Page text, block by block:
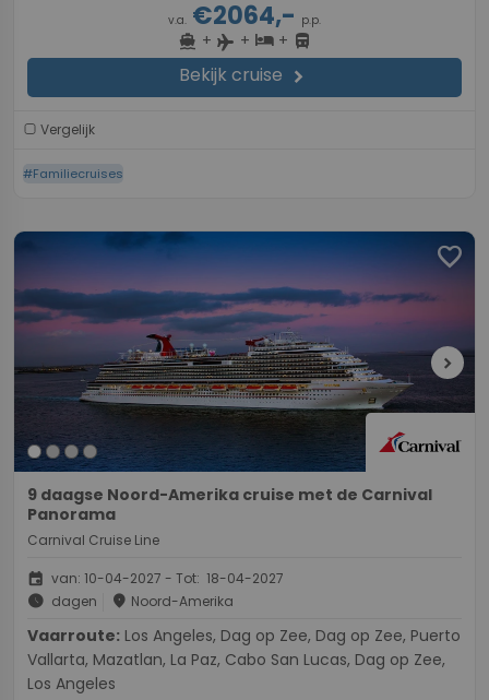
v.a. €2064,- p.p.
directions_boat + flight + hotel+ directions_bus
Bekijk cruise chevron_right
Vergelijk
#Familiecruises
favorite
chevron_right
9 daagse Noord-Amerika cruise met de Carnival
Panorama
Carnival Cruise Line
event van: 10-04-2027 - Tot: 18-04-2027
schedule dagen place Noord-Amerika
Vaarroute:
Vallarta, Mazatlan, La Paz, Cabo San Lucas, Dag op Zee,
Los Angeles